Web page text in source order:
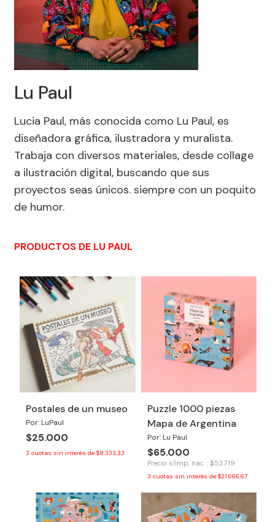
Lu Paul
Lucia Paul, más conocida como Lu Paul, es
diseñadora gráfica, ilustradora y muralista.
Trabaja con diversos materiales, desde collage
a ilustración digital, buscando que sus
proyectos seas únicos. siempre con un poquito
de humor.
PRODUCTOS DE LU PAUL
Postales de un museo
Por: LuPaul
$25.000
3 cuotas sin interés de $8.333,33
Puzzle 1000 piezas
Mapa de Argentina
Por: Lu Paul
$65.000
Precio s/imp. nac. : $53.719
3 cuotas sin interés de $21.666,67